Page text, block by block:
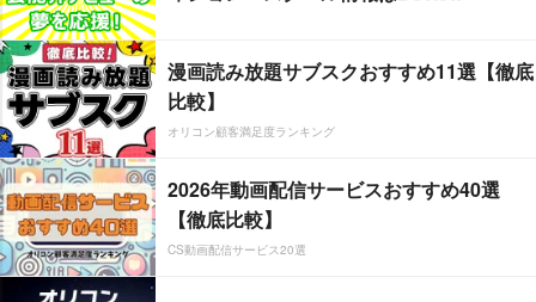
漫画読み放題サブスクおすすめ11選【徹底
比較】
オリコン顧客満足度ランキング
2026年動画配信サービスおすすめ40選
【徹底比較】
CS動画配信サービス20選